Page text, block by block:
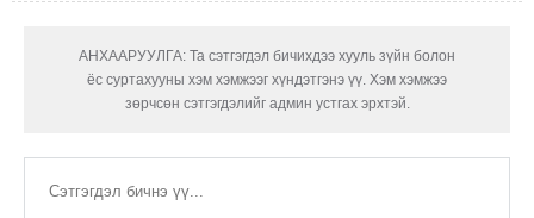
АНХААРУУЛГА: Та сэтгэгдэл бичихдээ хууль зүйн болон
ёс суртахууны хэм хэмжээг хүндэтгэнэ үү. Хэм хэмжээ
зөрчсөн сэтгэгдэлийг админ устгах эрхтэй.